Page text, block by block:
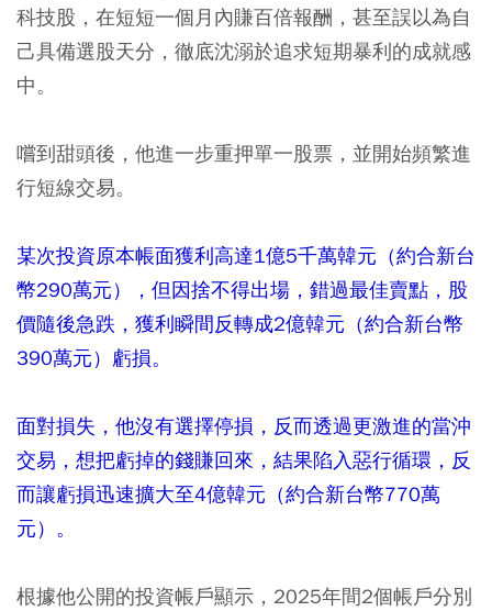
科技股，在短短一個月內賺百倍報酬，甚至誤以為自
己具備選股天分，徹底沈溺於追求短期暴利的成就感
中。
嚐到甜頭後，他進一步重押單一股票，並開始頻繁進
行短線交易。
某次投資原本帳面獲利高達1億5千萬韓元（約合新台
幣290萬元），但因捨不得出場，錯過最佳賣點，股
價隨後急跌，獲利瞬間反轉成2億韓元（約合新台幣
390萬元）虧損。
面對損失，他沒有選擇停損，反而透過更激進的當沖
交易，想把虧掉的錢賺回來，結果陷入惡行循環，反
而讓虧損迅速擴大至4億韓元（約合新台幣770萬
元）。
根據他公開的投資帳戶顯示，2025年間2個帳戶分別